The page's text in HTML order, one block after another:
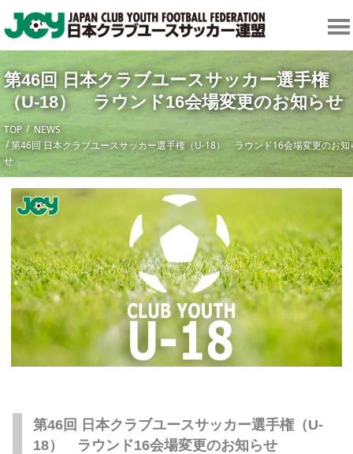
第46回 日本クラブユースサッカー選手権
（U-18） ラウンド16会場変更のお知らせ
TOP
NEWS
第46回 日本クラブユースサッカー選手権（U-18） ラウンド16会場変更のお知
せ
第46回 日本クラブユースサッカー選手権（U-
18） ラウンド16会場変更のお知らせ